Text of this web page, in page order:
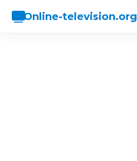
Online-television.org